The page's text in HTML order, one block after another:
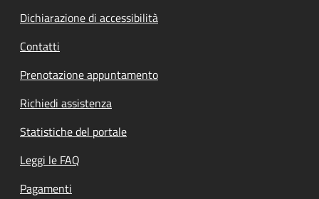
Dichiarazione di accessibilità
Contatti
Prenotazione appuntamento
Richiedi assistenza
Statistiche del portale
Leggi le FAQ
Pagamenti